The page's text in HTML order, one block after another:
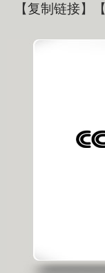
【复制链接】【